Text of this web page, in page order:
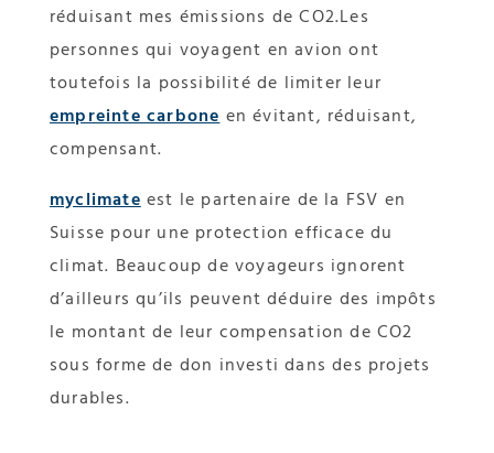
réduisant mes émissions de CO2.Les
personnes qui voyagent en avion ont
toutefois la possibilité de limiter leur
empreinte carboneen évitant, réduisant,
compensant.
myclimateest le partenaire de la FSV en
Suisse pour une protection efficace du
climat. Beaucoup de voyageurs ignorent
d’ailleurs qu’ils peuvent déduire des impôts
le montant de leur compensation de CO2
sous forme de don investi dans des projets
durables.